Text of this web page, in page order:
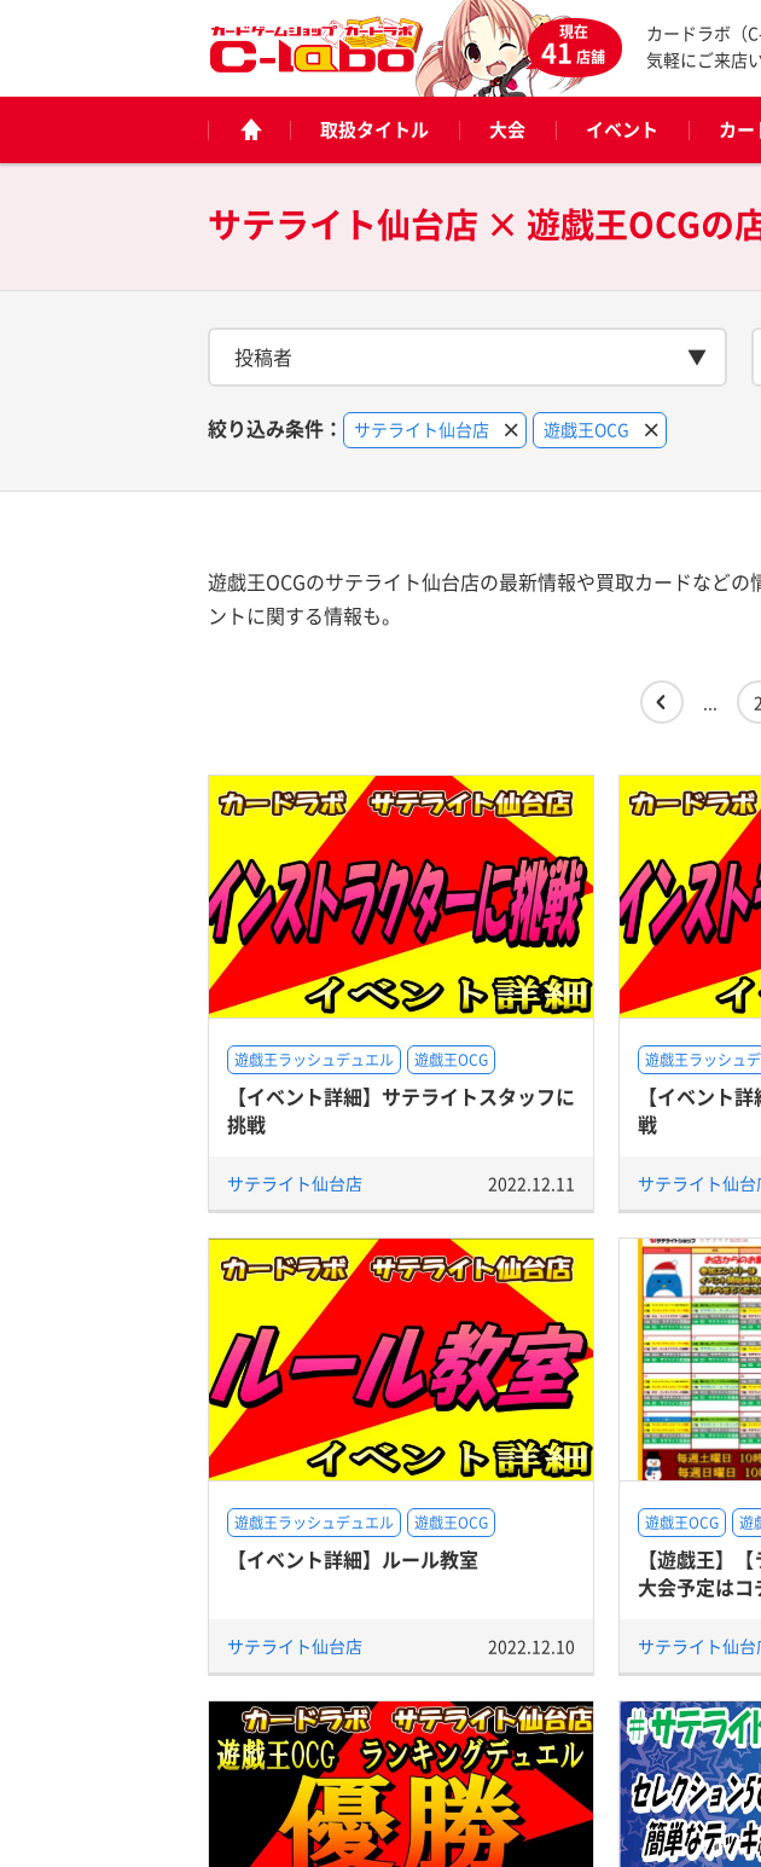
現在
41店舗
カードラボ（
気軽にご来店
取扱タイトル 大会 イベント カー
サテライト仙台店 × 遊戯王OCGの
投稿者
絞り込み条件： サテライト仙台店 遊戯王OCG
遊戯王OCGのサテライト仙台店の最新情報や買取カードなど
ントに関する情報も。
... 2
遊戯王ラッシュデュエル 遊戯王OCG
【イベント詳細】サテライトスタッフに
挑戦
サテライト仙台店 2022.12.11
遊戯王ラッシュ
【イベント
戦
サテライト仙台
遊戯王ラッシュデュエル 遊戯王OCG
【イベント詳細】ルール教室
サテライト仙台店 2022.12.10
遊戯王OCG 遊
【遊戯王】
大会予定はコ
サテライト仙台